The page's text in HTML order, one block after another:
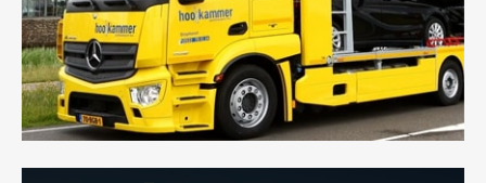
быстрый и безопасный способ доставить несколько
легковых автомобилей за одну поездку в другой
город.
- Наша транспортная компания организует доставку
машин автовозом, подобрав оптимальный маршрут с
учетом всех особенности по пути следования.